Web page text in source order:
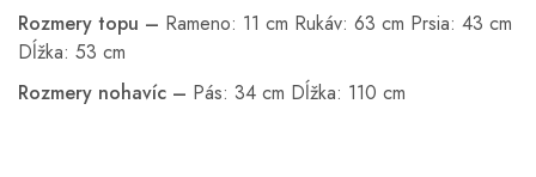
Rozmery topu – Rameno: 11 cm Rukáv: 63 cm Prsia: 43 cm
Dĺžka: 53 cm
Rozmery nohavíc – Pás: 34 cm Dĺžka: 110 cm